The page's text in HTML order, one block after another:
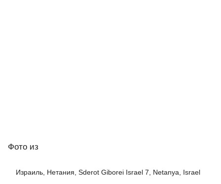
Фото из
Израиль, Нетания, Sderot Giborei Israel 7, Netanya, Israel